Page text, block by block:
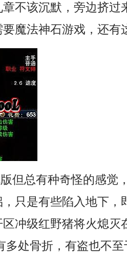
不该沉默，旁边挤过
魔法神石游戏，还有
但总有种奇怪的感觉
只是有些陷入地下，
冲级红野猪将火熄灭
多处骨折，有盗也不